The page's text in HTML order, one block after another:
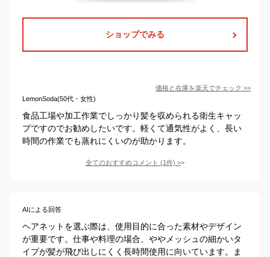
ショップでみる
価格と在庫を楽天でチェック >>
LemonSoda(50代・女性)
食品工場や加工作業でしっかり髪を収められる衛生キャッ
プですのでお勧めしたいです。軽くて通気性がよく、長い
時間の作業でも蒸れにくいのが助かります。
全てのおすすめコメント (1件) >
AIによる回答
ヘアネットを選ぶ際は、使用目的に合った素材やデザイン
が重要です。仕事や料理の場合、ややメッシュの細かいタ
イプが髪が飛び出しにくく長時間使用に向いています。ま